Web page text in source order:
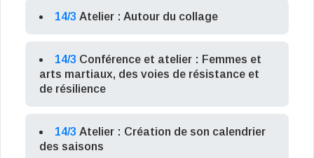
14/3 Atelier : Autour du collage
14/3 Conférence et atelier : Femmes et
arts martiaux, des voies de résistance et
de résilience
14/3 Atelier : Création de son calendrier
des saisons